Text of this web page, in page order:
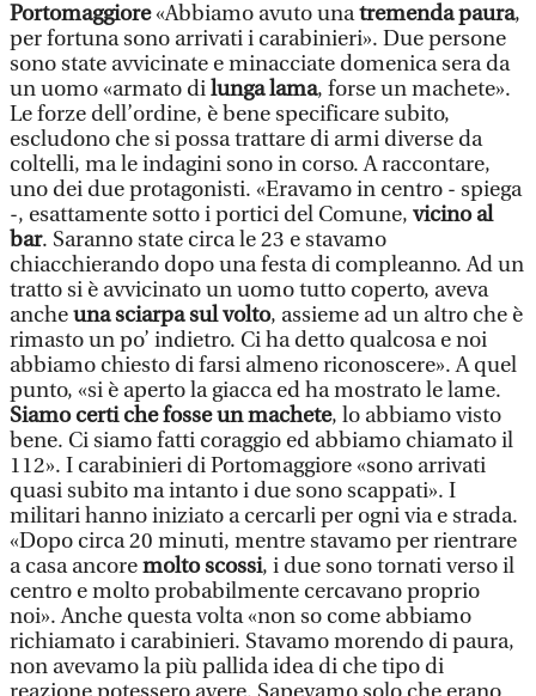
Portomaggiore«Abbiamo avuto unatremenda paura,
per fortuna sono arrivati i carabinieri». Due persone
sono state avvicinate e minacciate domenica sera da
un uomo «armato dilunga lama, forse un machete».
Le forze dell’ordine, è bene specificare subito,
escludono che si possa trattare di armi diverse da
coltelli, ma le indagini sono in corso. A raccontare,
uno dei due protagonisti. «Eravamo in centro - spiega
-, esattamente sotto i portici del Comune, vicino al
bar. Saranno state circa le 23 e stavamo
chiacchierando dopo una festa di compleanno. Ad un
tratto si è avvicinato un uomo tutto coperto, aveva
ancheuna sciarpa sul volto, assieme ad un altro che è
rimasto un po’ indietro. Ci ha detto qualcosa e noi
abbiamo chiesto di farsi almeno riconoscere». A quel
punto, «si è aperto la giacca ed ha mostrato le lame.
Siamo certi che fosse un machete, lo abbiamo visto
bene. Ci siamo fatti coraggio ed abbiamo chiamato il
112». I carabinieri di Portomaggiore «sono arrivati
quasi subito ma intanto i due sono scappati». I
militari hanno iniziato a cercarli per ogni via e strada.
«Dopo circa 20 minuti, mentre stavamo per rientrare
a casa ancoremolto scossi, i due sono tornati verso il
centro e molto probabilmente cercavano proprio
noi». Anche questa volta «non so come abbiamo
richiamato i carabinieri. Stavamo morendo di paura,
non avevamo la più pallida idea di che tipo di